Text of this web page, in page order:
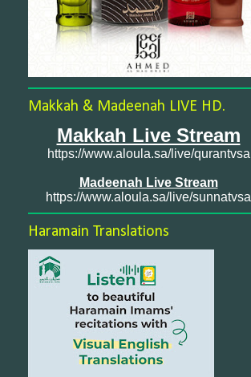
Makkah & Madeenah LIVE HD.
Makkah Live Stream
https://www.aloula.sa/live/qurantvsa
Madeenah Live Stream
https://www.aloula.sa/live/sunnatvsa
Haramain Translations